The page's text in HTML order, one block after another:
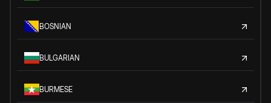
BOSNIAN
BULGARIAN
BURMESE